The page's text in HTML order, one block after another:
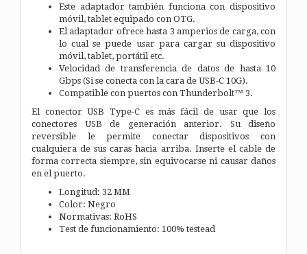
Este adaptador también funciona con dispositivo
móvil, tablet equipado con OTG.
El adaptador ofrece hasta 3 amperios de carga, con
lo cual se puede usar para cargar su dispositivo
móvil, tablet, portátil etc.
Velocidad de transferencia de datos de hasta 10
Gbps (Si se conecta con la cara de USB-C 10G).
Compatible con puertos con Thunderbolt™ 3.
El conector USB Type-C es más fácil de usar que los
conectores USB de generación anterior. Su diseño
reversible le permite conectar dispositivos con
cualquiera de sus caras hacia arriba. Inserte el cable de
forma correcta siempre, sin equivocarse ni causar daños
en el puerto.
Longitud: 32 MM
Color: Negro
Normativas: RoHS
Test de funcionamiento: 100% testead